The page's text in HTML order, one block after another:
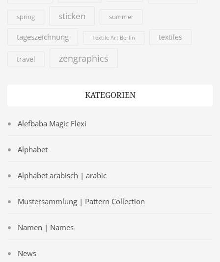
spring sticken summer
tageszeichnung Textile Art Berlin textiles
travel zengraphics
KATEGORIEN
Alefbaba Magic Flexi
Alphabet
Alphabet arabisch | arabic
Mustersammlung | Pattern Collection
Namen | Names
News